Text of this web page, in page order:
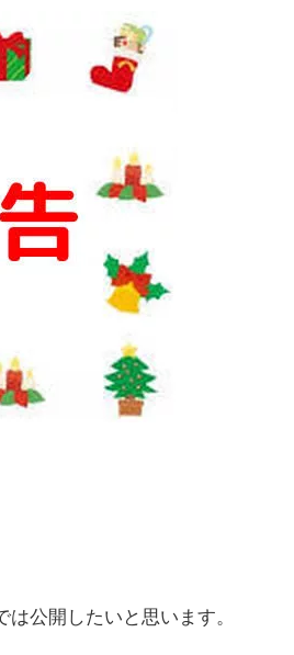
公開したいと思います。